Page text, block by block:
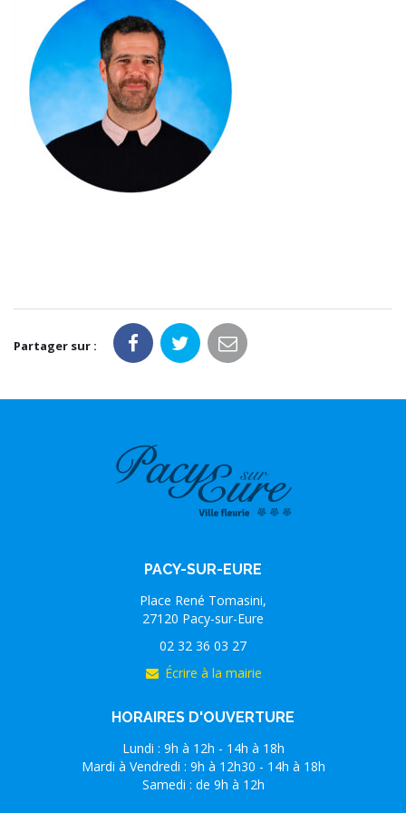
Partager sur :
PACY-SUR-EURE
Place René Tomasini,
27120 Pacy-sur-Eure
02 32 36 03 27
Écrire à la mairie
HORAIRES D'OUVERTURE
Lundi : 9h à 12h - 14h à 18h
Mardi à Vendredi : 9h à 12h30 - 14h à 18h
Samedi : de 9h à 12h